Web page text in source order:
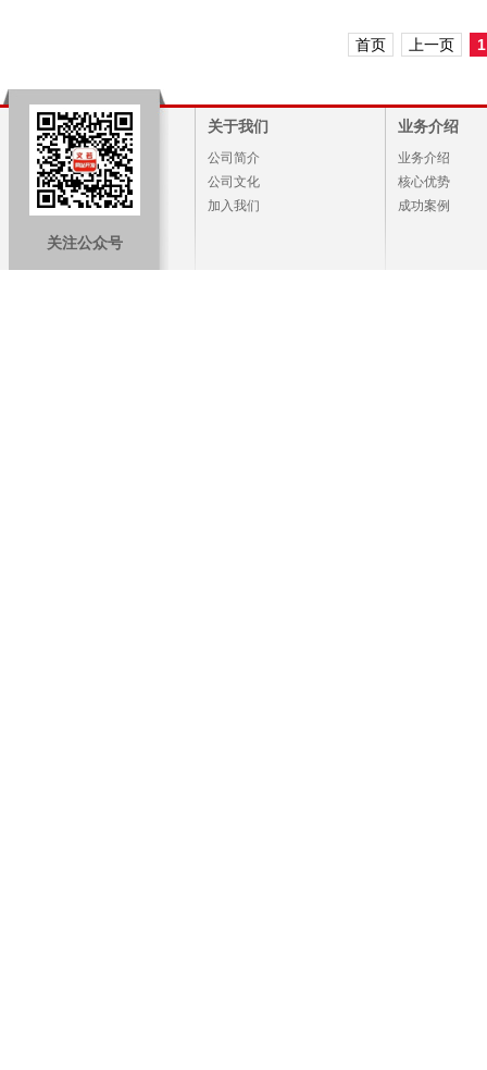
首页 上一页 1
关注公众号
关于我们
公司简介
公司文化
加入我们
业务介绍
业务介绍
核心优势
成功案例